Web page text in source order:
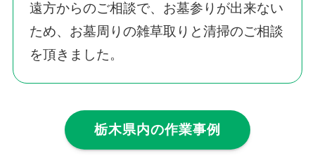
遠方からのご相談で、お墓参りが出来ない
ため、お墓周りの雑草取りと清掃のご相談
を頂きました。
栃木県内の作業事例